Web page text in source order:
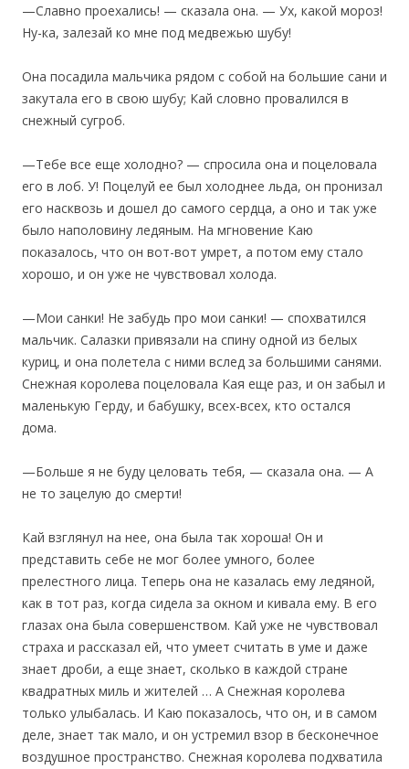
—Славно проехались! — сказала она. — Ух, какой мороз!
Ну-ка, залезай ко мне под медвежью шубу!
Она посадила мальчика рядом с собой на большие сани и
закутала его в свою шубу; Кай словно провалился в
снежный сугроб.
—Тебе все еще холодно? — спросила она и поцеловала
его в лоб. У! Поцелуй ее был холоднее льда, он пронизал
его насквозь и дошел до самого сердца, а оно и так уже
было наполовину ледяным. На мгновение Каю
показалось, что он вот-вот умрет, а потом ему стало
хорошо, и он уже не чувствовал холода.
—Мои санки! Не забудь про мои санки! — спохватился
мальчик. Салазки привязали на спину одной из белых
куриц, и она полетела с ними вслед за большими санями.
Снежная королева поцеловала Кая еще раз, и он забыл и
маленькую Герду, и бабушку, всех-всех, кто остался
дома.
—Больше я не буду целовать тебя, — сказала она. — А
не то зацелую до смерти!
Кай взглянул на нее, она была так хороша! Он и
представить себе не мог более умного, более
прелестного лица. Теперь она не казалась ему ледяной,
как в тот раз, когда сидела за окном и кивала ему. В его
глазах она была совершенством. Кай уже не чувствовал
страха и рассказал ей, что умеет считать в уме и даже
знает дроби, а еще знает, сколько в каждой стране
квадратных миль и жителей … А Снежная королева
только улыбалась. И Каю показалось, что он, и в самом
деле, знает так мало, и он устремил взор в бесконечное
воздушное пространство. Снежная королева подхватила